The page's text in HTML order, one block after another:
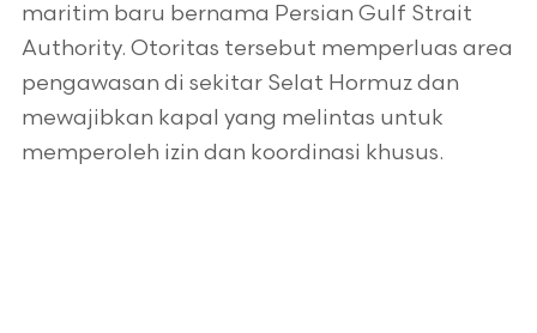
maritim baru bernama Persian Gulf Strait
Authority. Otoritas tersebut memperluas area
pengawasan di sekitar Selat Hormuz dan
mewajibkan kapal yang melintas untuk
memperoleh izin dan koordinasi khusus.